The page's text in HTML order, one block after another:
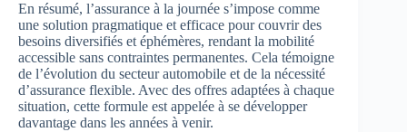
En résumé, l’assurance à la journée s’impose comme
une solution pragmatique et efficace pour couvrir des
besoins diversifiés et éphémères, rendant la mobilité
accessible sans contraintes permanentes. Cela témoigne
de l’évolution du secteur automobile et de la nécessité
d’assurance flexible. Avec des offres adaptées à chaque
situation, cette formule est appelée à se développer
davantage dans les années à venir.